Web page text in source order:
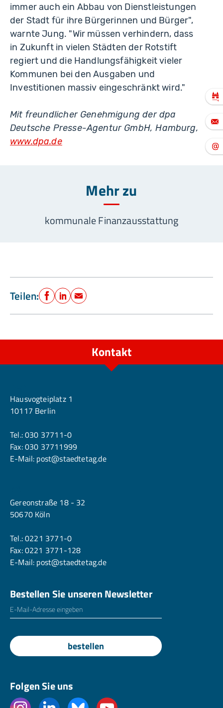
immer auch ein Abbau von Dienstleistungen
der Stadt für ihre Bürgerinnen und Bürger",
warnte Jung. "Wir müssen verhindern, dass
in Zukunft in vielen Städten der Rotstift
regiert und die Handlungsfähigkeit vieler
Kommunen bei den Ausgaben und
Investitionen massiv eingeschränkt wird."
Mit freundlicher Genehmigung der dpa
Deutsche Presse-Agentur GmbH, Hamburg,
www.dpa.de
Mehr zu
kommunale Finanzausstattung
Teilen: Facebook
LinkedIn
E-Mail
Kontakt
Hausvogteiplatz 1
10117 Berlin
Tel.:030 37711-0
Fax: 030 37711999
E-Mail: post@staedtetag.de
Gereonstraße 18 - 32
50670 Köln
Tel.:0221 3771-0
Fax: 0221 3771-128
E-Mail: post@staedtetag.de
Bestellen Sie unseren Newsletter
E-Mailadresse
bestellen
Folgen Sie uns